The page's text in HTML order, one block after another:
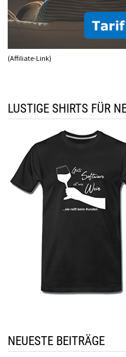
(Affiliate-Link)
LUSTIGE SHIRTS FÜR
NEUESTE BEITRÄGE